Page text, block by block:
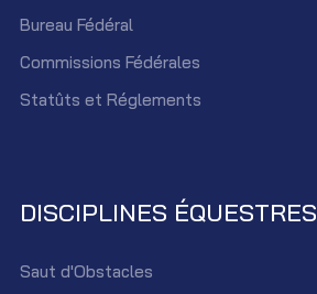
Bureau Fédéral
Commissions Fédérales
Statûts et Réglements
DISCIPLINES ÉQUESTRES
Saut d'Obstacles